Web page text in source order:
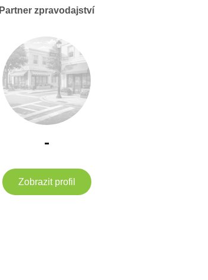
Partner zpravodajství
-
Zobrazit profil